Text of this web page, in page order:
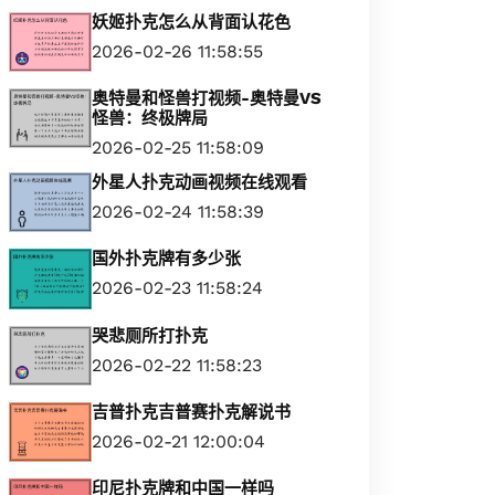
妖姬扑克怎么从背面认花色
2026-02-26 11:58:55
奥特曼和怪兽打视频-奥特曼VS
怪兽：终极牌局
2026-02-25 11:58:09
外星人扑克动画视频在线观看
2026-02-24 11:58:39
国外扑克牌有多少张
2026-02-23 11:58:24
哭悲厕所打扑克
2026-02-22 11:58:23
吉普扑克吉普赛扑克解说书
2026-02-21 12:00:04
印尼扑克牌和中国一样吗